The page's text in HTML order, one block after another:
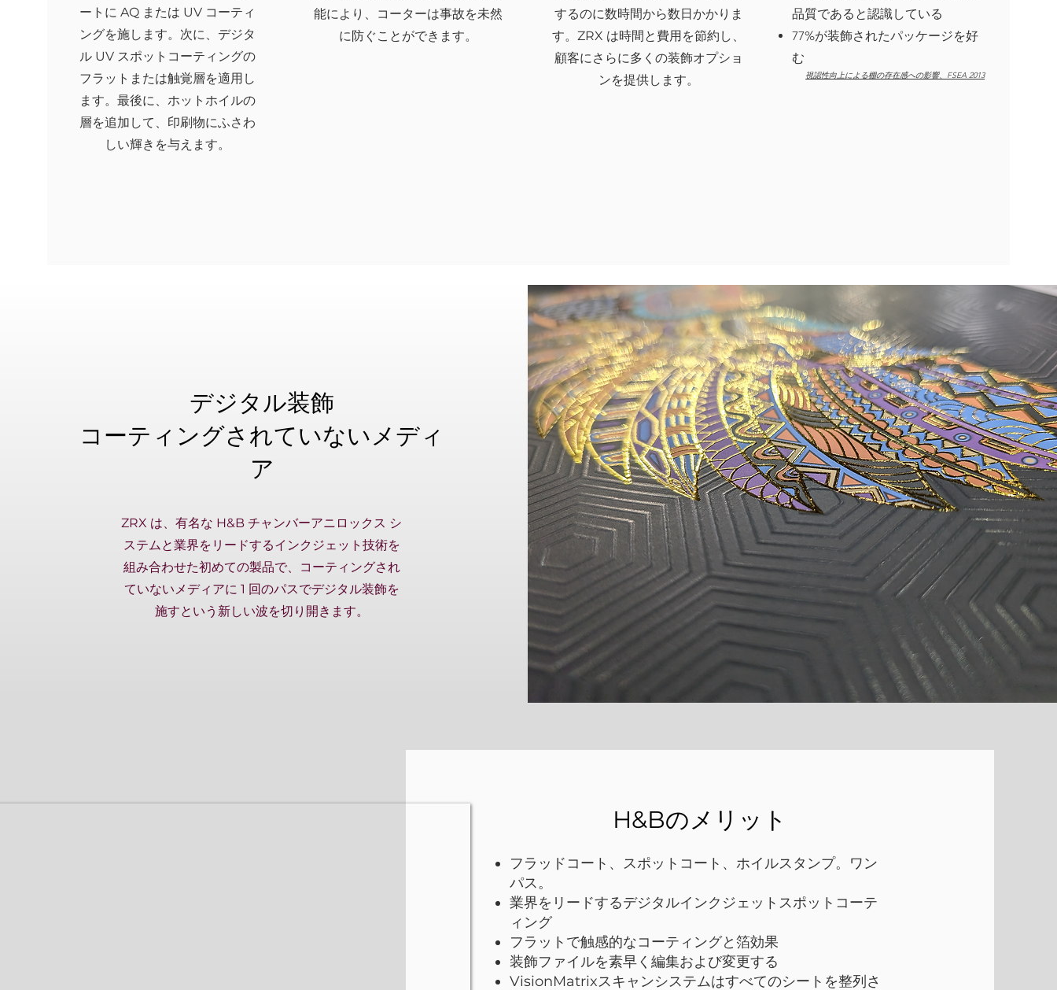
ートに AQ または UV コーティ
ングを施します。次に、デジタ
ル UV スポットコーティングの
フラットまたは触覚層を適用し
ます。最後に、ホットホイルの
層を追加して、印刷物にふさわ
しい輝きを与えます。
能により、コーターは事故を未然
に防ぐことができます。
するのに数時間から数日かかりま
す。ZRX は時間と費用を節約し、
顧客にさらに多くの装飾オプショ
ンを提供します。
品質であると認識している
77%が装飾されたパッケージを好
む
視認性向上による棚の存在感への影響、FSEA 2013
デジタル装飾
コーティングされていないメディ
ア
ZRX は、有名な H&B チャンバーアニロックス シ
ステムと業界をリードするインクジェット技術を
組み合わせた初めての製品で、コーティングされ
ていないメディアに 1 回のパスでデジタル装飾を
施すという新しい波を切り開きます。
H&Bのメリット
フラッドコート、スポットコート、ホイルスタンプ。ワン
パス。
業界をリードするデジタルインクジェットスポットコーテ
ィング
フラットで触感的なコーティングと箔効果
装飾ファイルを素早く編集および変更する
VisionMatrixスキャンシステムはすべてのシートを整列さ